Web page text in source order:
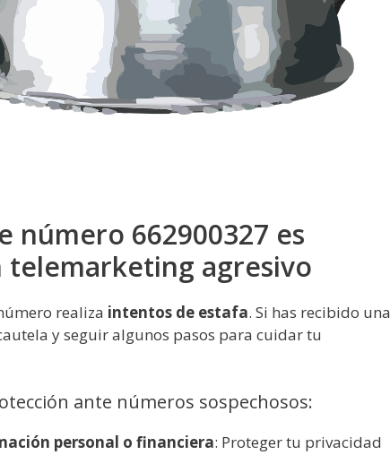
número 662900327 es
telemarketing agresivo
realiza intentos de estafa. Si has recibido una
y seguir algunos pasos para cuidar tu
ante números sospechosos:
personal o financiera: Proteger tu privacidad